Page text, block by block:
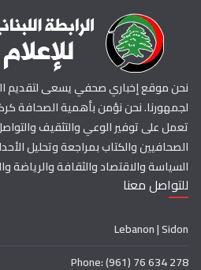
نحن موقع إخباري صحفي يسعى لتقديم
لجمهورنا. نحن نؤمن بأهمية الصحافة
تعمل على توفير الوعي والتثقيف
الصحافيين والكتاب بمراجعة وتحليل
السياسة والاقتصاد والثقافة والرياضة
للتواصل معنا
Lebanon | Sidon
Phone: (961) 76 634 278